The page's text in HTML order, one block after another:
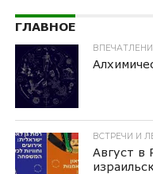
ГЛАВНОЕ
ВСТРЕЧИ И
Август в